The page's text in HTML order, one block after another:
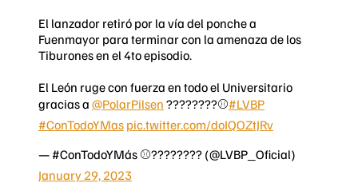
El lanzador retiró por la vía del ponche a
Fuenmayor para terminar con la amenaza de los
Tiburones en el 4to episodio.
El León ruge con fuerza en todo el Universitario
gracias a @PolarPilsen ????????⚾#LVBP
#ConTodoYMas pic.twitter.com/doIQOZtJRv
— #ConTodoYMás ⚾️???????? (@LVBP_Oficial)
January 29, 2023